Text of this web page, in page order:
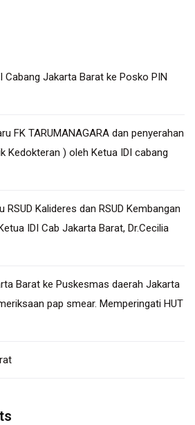
Cabang Jakarta Barat ke Posko PIN
FK TARUMANAGARA dan penyerahan
Kedokteran ) oleh Ketua IDI cabang
RSUD Kalideres dan RSUD Kembangan
IDI Cab Jakarta Barat, Dr.Cecilia
Barat ke Puskesmas daerah Jakarta
pap smear. Memperingati HUT